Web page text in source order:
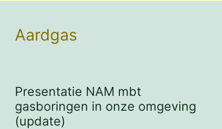
Aardgas
Presentatie NAM mbt
gasboringen in onze omgeving
(update)